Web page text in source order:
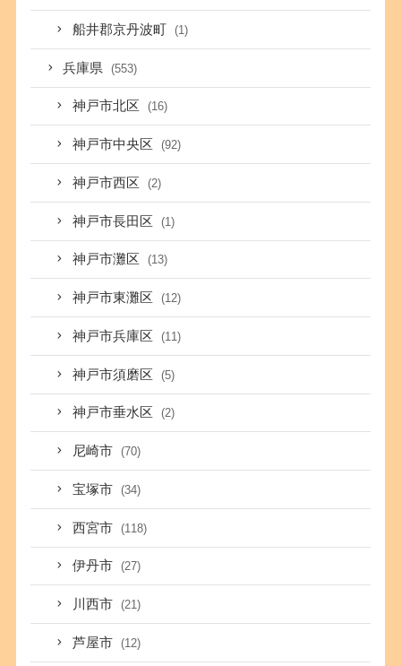
船井郡京丹波町 (1)
兵庫県 (553)
神戸市北区 (16)
神戸市中央区 (92)
神戸市西区 (2)
神戸市長田区 (1)
神戸市灘区 (13)
神戸市東灘区 (12)
神戸市兵庫区 (11)
神戸市須磨区 (5)
神戸市垂水区 (2)
尼崎市 (70)
宝塚市 (34)
西宮市 (118)
伊丹市 (27)
川西市 (21)
芦屋市 (12)